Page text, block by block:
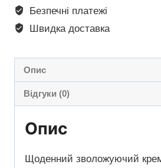
Безпечні платежі
Швидка доставка
Опис
Відгуки (0)
Опис
Щоденний зволожуючий